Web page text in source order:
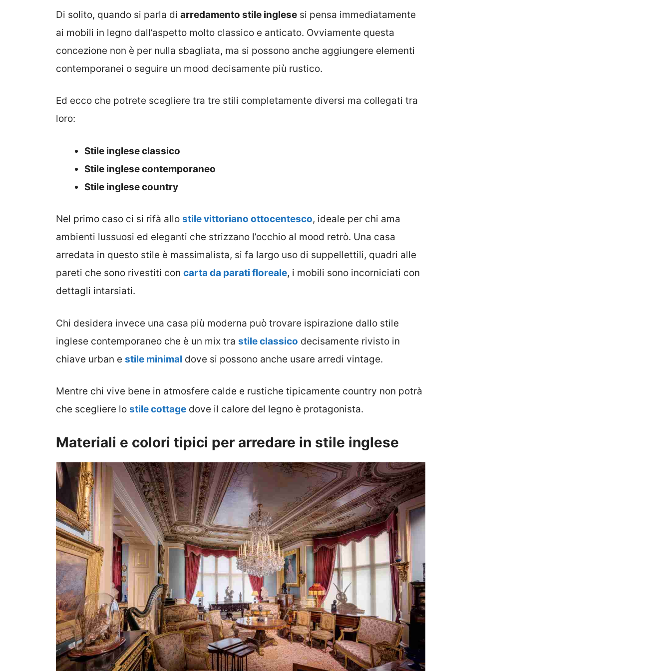
Di solito, quando si parla di arredamento stile inglese si pensa immediatamente
ai mobili in legno dall’aspetto molto classico e anticato. Ovviamente questa
concezione non è per nulla sbagliata, ma si possono anche aggiungere elementi
contemporanei o seguire un mood decisamente più rustico.
Ed ecco che potrete scegliere tra tre stili completamente diversi ma collegati tra
loro:
Stile inglese classico
Stile inglese contemporaneo
Stile inglese country
Nel primo caso ci si rifà allo stile vittoriano ottocentesco, ideale per chi ama
ambienti lussuosi ed eleganti che strizzano l’occhio al mood retrò. Una casa
arredata in questo stile è massimalista, si fa largo uso di suppellettili, quadri alle
pareti che sono rivestiti con carta da parati floreale, i mobili sono incorniciati con
dettagli intarsiati.
Chi desidera invece una casa più moderna può trovare ispirazione dallo stile
inglese contemporaneo che è un mix tra stile classico decisamente rivisto in
chiave urban e stile minimal dove si possono anche usare arredi vintage.
Mentre chi vive bene in atmosfere calde e rustiche tipicamente country non potrà
che scegliere lo stile cottage dove il calore del legno è protagonista.
Materiali e colori tipici per arredare in stile inglese